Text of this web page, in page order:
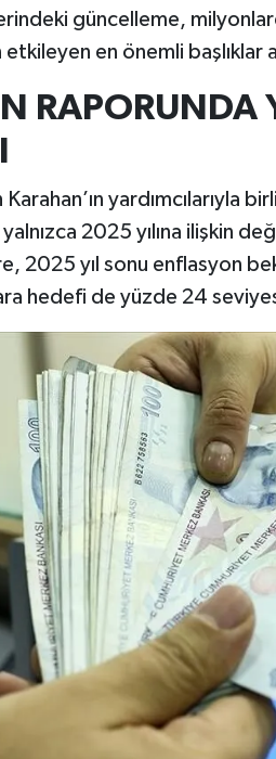
güncelleme,
en önemli başlıklar
RAPORUNDA
Karahan’ın yardımcılarıyla
2025 yılına ilişkin
2025 yıl sonu enflasyon
hedefi de yüzde 24